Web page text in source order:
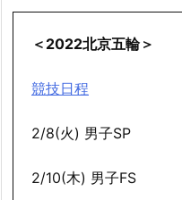
＜2022北京五輪＞
競技日程
2/8(火) 男子SP
2/10(木) 男子FS